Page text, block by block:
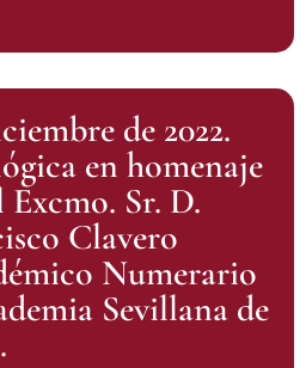
de 2022.
en homenaje
Sr. D.
Clavero
Numerario
Sevillana de